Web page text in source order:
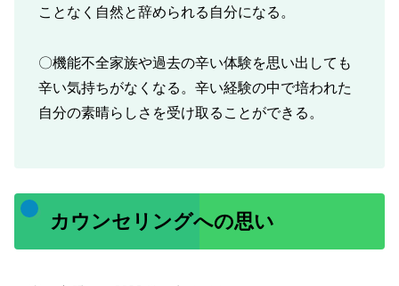
ことなく自然と辞められる自分になる。
〇機能不全家族や過去の辛い体験を思い出しても
辛い気持ちがなくなる。辛い経験の中で培われた
自分の素晴らしさを受け取ることができる。
カウンセリングへの思い